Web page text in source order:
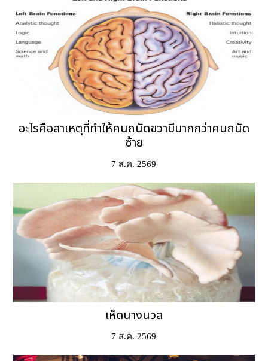
อะไรคือสาเหตุที่ทำให้คนถนัดขวามีมากกว่าคนถนัด
ซ้าย
7 ส.ค. 2569
เห็ดนางนวล
7 ส.ค. 2569